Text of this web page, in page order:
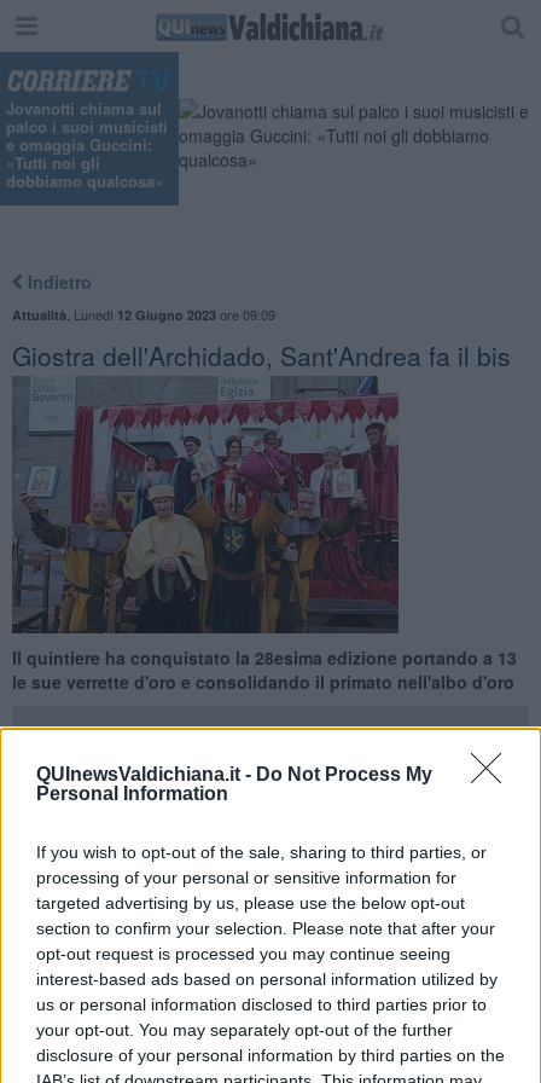
QUInewsValdichiana.it - Do Not Process My
Personal Information
If you wish to opt-out of the sale, sharing to third parties, or
processing of your personal or sensitive information for
targeted advertising by us, please use the below opt-out
section to confirm your selection. Please note that after your
opt-out request is processed you may continue seeing
interest-based ads based on personal information utilized by
us or personal information disclosed to third parties prior to
your opt-out. You may separately opt-out of the further
disclosure of your personal information by third parties on the
Jovanotti chiama sul
palco i suoi musicisti
e omaggia Guccini:
«Tutti noi gli
dobbiamo qualcosa»
Indietro
Attualità Lunedì 12 Giugno 2023ore 09:09
Giostra dell'Archidado, Sant'Andrea fa il bis
Il quintiere ha conquistato la 28esima edizione portando a 13
le sue verrette d'oro e consolidando il primato nell'albo d'oro
28esima Giostra dell’Archidado. In piazza Signorelli la sfida si
risolve al primo spareggio.Ad avere la meglio è il balestriere
Marco Ferranti per i giallo verdiche manda la verdetta sul
quattro e batte Andrea Petrucci di Santa Maria che si ferma sul
due. A Cortona va in scena una competizione all’insegna di un
maggior equilibrio, al balestriere di Santa Maria, Matteo Pelucchini,
è andato il riconoscimento per aver conseguito il punteggio più alto
(5) al quarto tiro.
Sant’Andrea bissa il successo dell’anno scorso,porta a 13 le sue